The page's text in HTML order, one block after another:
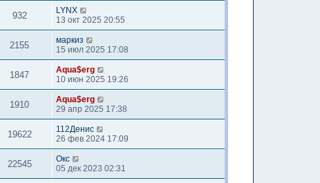
932
LYNX
13 окт 2025 20:55
2155
маркиз
15 июл 2025 17:08
1847
Aqua$erg
10 июн 2025 19:26
1910
Aqua$erg
29 апр 2025 17:38
19622
112Денис
26 фев 2024 17:09
22545
Окс
05 дек 2023 02:31